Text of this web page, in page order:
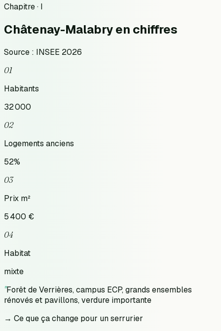
Chapitre · I
Châtenay-Malabryen chiffres
Source : INSEE 2026
01
Habitants
32 000
02
Logements anciens
52%
03
Prix m²
5 400 €
04
Habitat
mixte
"Forêt de Verrières, campus ECP, grands ensembles
rénovés et pavillons, verdure importante
→ Ce que ça change pour un serrurier